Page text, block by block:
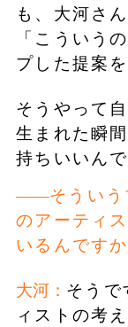
も、大河さ
「こういう
プした提案
そうやって
生まれた瞬
持ちいいんで
そうい
のアーティ
いるんですか
大河： そうで
ィストの考